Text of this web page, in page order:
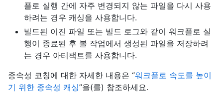
플로 실행 간에 자주 변경되지 않는 파일을 다시 사용
하려는 경우 캐싱을 사용합니다.
빌드된 이진 파일 또는 빌드 로그와 같이 워크플로 실
행이 종료된 후 볼 작업에서 생성된 파일을 저장하려
는 경우 아티팩트를 사용합니다.
종속성 코칭에 대한 자세한 내용은 “워크플로 속도를 높이
기 위한 종속성 캐싱”을(를) 참조하세요.